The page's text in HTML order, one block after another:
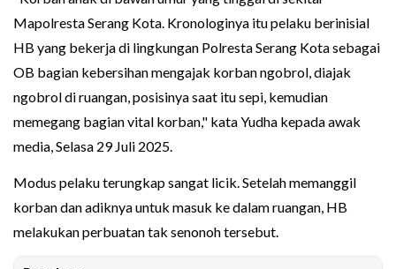
Mapolresta Serang Kota. Kronologinya itu pelaku berinisial
HB yang bekerja di lingkungan Polresta Serang Kota sebagai
OB bagian kebersihan mengajak korban ngobrol, diajak
ngobrol di ruangan, posisinya saat itu sepi, kemudian
memegang bagian vital korban," kata Yudha kepada awak
media, Selasa 29 Juli 2025.
Modus pelaku terungkap sangat licik. Setelah memanggil
korban dan adiknya untuk masuk ke dalam ruangan, HB
melakukan perbuatan tak senonoh tersebut.